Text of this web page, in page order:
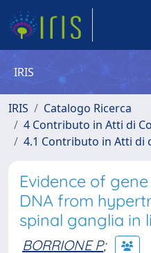
IRIS
IRIS
Catalogo Ricerca
4 Contributo in Atti di
4.1 Contributo in Atti di
Evidence of
DNA from
spinal ganglia in
BORRIONE P;